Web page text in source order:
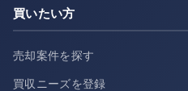
買いたい方
売却案件を探す
買収ニーズを登録